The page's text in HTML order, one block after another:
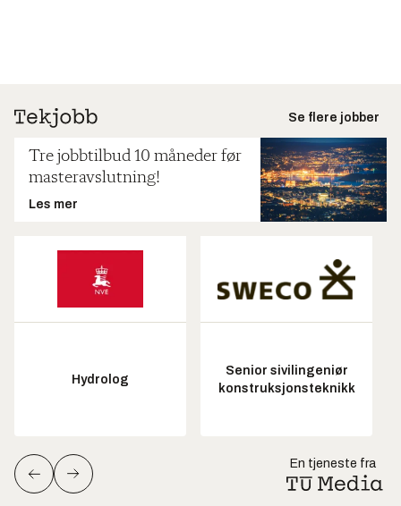
Se flere jobber
Tre jobbtilbud 10 måneder før
masteravslutning!
Les mer
Hydrolog
Senior sivilingeniør
konstruksjonsteknikk
En tjeneste fra